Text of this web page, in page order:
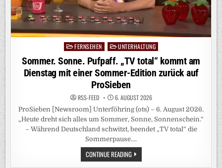
PostedFERNSEHEN UNTERHALTUNG
Sommer. Sonne. Pufpaff. „TV total“ kommt am
Dienstag mit einer Sommer-Edition zurück auf
ProSieben
RSS-FEED 6. AUGUST 2026
ProSieben [Newsroom] Unterföhring (ots) – 6. August 2026.
„Heute dreht sich alles um Sommer, Sonne, Sonnenschein.“
– Während Deutschland schwitzt, beendet „TV total“ die
Sommerpause….
CONTINUE READINGSOMMER.
SONNE.